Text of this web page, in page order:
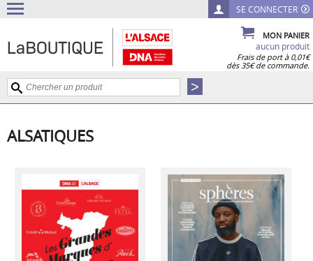
SE CONNECTER
MON PANIER
aucun produit
Frais de port à 0,01€
dès 35€ de commande.
ALSATIQUES